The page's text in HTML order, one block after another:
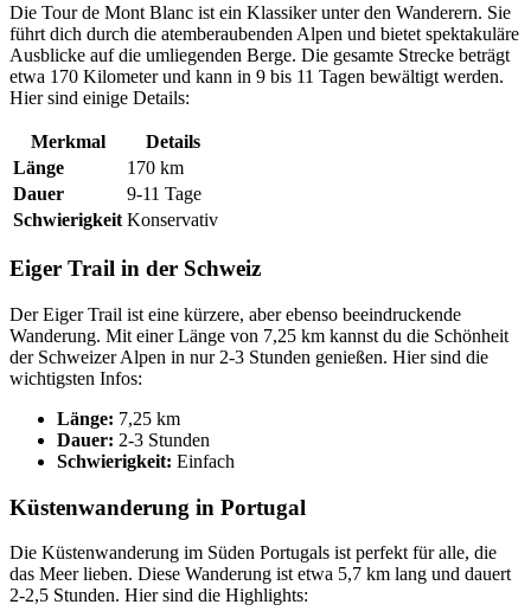
Die Tour de Mont Blanc ist ein Klassiker unter den Wanderern. Sie
führt dich durch die atemberaubenden Alpen und bietet spektakuläre
Ausblicke auf die umliegenden Berge. Die gesamte Strecke beträgt
etwa 170 Kilometer und kann in 9 bis 11 Tagen bewältigt werden.
Hier sind einige Details:
Merkmal
Details
Länge
170 km
Dauer
9-11 Tage
Schwierigkeit Konservativ
Eiger Trail in der Schweiz
Der Eiger Trail ist eine kürzere, aber ebenso beeindruckende
Wanderung. Mit einer Länge von 7,25 km kannst du die Schönheit
der Schweizer Alpen in nur 2-3 Stunden genießen. Hier sind die
wichtigsten Infos:
Länge: 7,25 km
Dauer: 2-3 Stunden
Schwierigkeit: Einfach
Küstenwanderung in Portugal
Die Küstenwanderung im Süden Portugals ist perfekt für alle, die
das Meer lieben. Diese Wanderung ist etwa 5,7 km lang und dauert
2-2,5 Stunden. Hier sind die Highlights: